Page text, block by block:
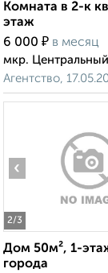
Комната в 2-к
этаж
6 000 ₽ в месяц
мкр.
Агентство,
2/3
‹
Дом 50м², 1-
города